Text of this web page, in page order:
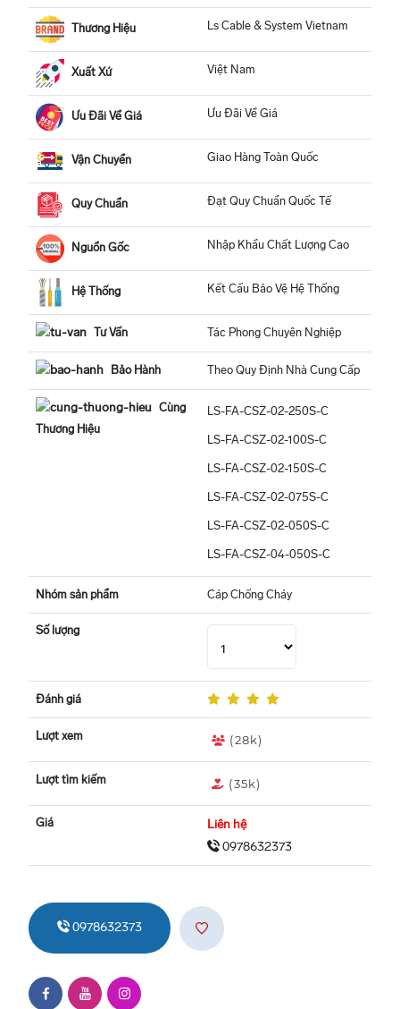
Thương Hiệu Ls Cable & System Vietnam
Xuất Xứ Việt Nam
Ưu Đãi Về Giá Ưu Đãi Về Giá
Vận Chuyển Giao Hàng Toàn Quốc
Quy Chuẩn Đạt Quy Chuẩn Quốc Tế
Nguồn Gốc Nhập Khẩu Chất Lượng Cao
Hệ Thống Kết Cấu Bảo Vệ Hệ Thống
Tư Vấn Tác Phong Chuyên Nghiệp
Bảo Hành Theo Quy Định Nhà Cung Cấp
Cùng
Thương Hiệu
LS-FA-CSZ-02-250S-C
LS-FA-CSZ-02-100S-C
LS-FA-CSZ-02-150S-C
LS-FA-CSZ-02-075S-C
LS-FA-CSZ-02-050S-C
LS-FA-CSZ-04-050S-C
Nhóm sản phẩm Cáp Chống Cháy
Số lượng
Đánh giá
Lượt xem (28k)
Lượt tìm kiếm (35k)
Giá
Liên hệ
0978632373
0978632373